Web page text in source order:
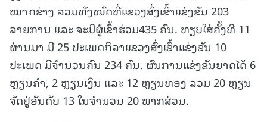
ໝາກຂ່າງ ລວມທັງໝົດທີ່ແຂວງສົ່ງເຂົ້າແຂ່ງຂັນ 203
ລາຍການ ແລະ ຈະມີຜູ້ເຂົ້າຮ່ວມ435 ຄົນ. ທຽບໃສ່ຄັ້ງທີ 11
ຜ່ານມາ ມີ 25 ປະເພດກິລາແຂວງສົ່ງເຂົ້າແຂ່ງຂັນ 10
ປະເພດ ມີຈຳນວນຄົນ 234 ຄົນ. ຜົນການແຂ່ງຂັນຍາດໄດ້ 6
ຫຼຽນຄຳ, 2 ຫຼຽນເງິນ ແລະ 12 ຫຼຽນທອງ ລວມ 20 ຫຼຽນ
ຈັດຢູ່ອັນດັບ 13 ໃນຈຳນວນ 20 ພາກສ່ວນ.